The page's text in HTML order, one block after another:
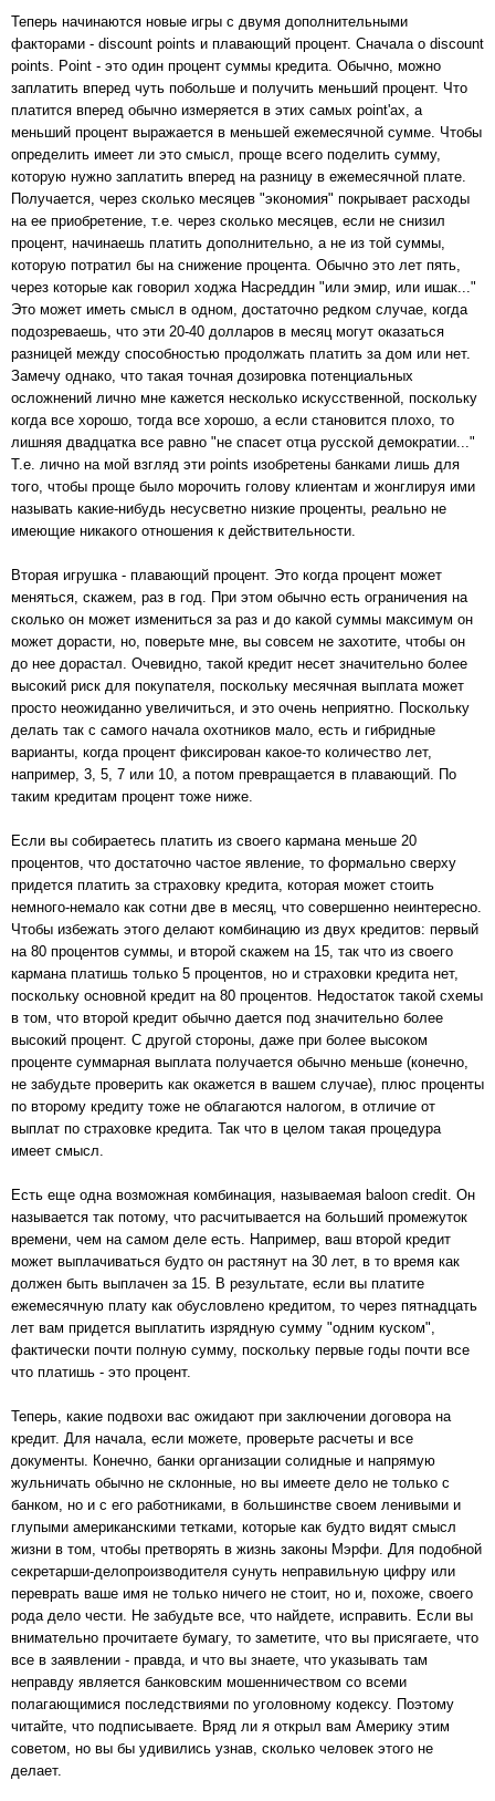
Теперь начинаются новые игры с двумя дополнительными
факторами - discount points и плавающий процент. Сначала о discount
points. Point - это один процент суммы кредита. Обычно, можно
заплатить вперед чуть побольше и получить меньший процент. Что
платится вперед обычно измеряется в этих самых point'ах, а
меньший процент выражается в меньшей ежемесячной сумме. Чтобы
определить имеет ли это смысл, проще всего поделить сумму,
которую нужно заплатить вперед на разницу в ежемесячной плате.
Получается, через сколько месяцев "экономия" покрывает расходы
на ее приобретение, т.е. через сколько месяцев, если не снизил
процент, начинаешь платить дополнительно, а не из той суммы,
которую потратил бы на снижение процента. Обычно это лет пять,
через которые как говорил ходжа Насреддин "или эмир, или ишак..."
Это может иметь смысл в одном, достаточно редком случае, когда
подозреваешь, что эти 20-40 долларов в месяц могут оказаться
разницей между способностью продолжать платить за дом или нет.
Замечу однако, что такая точная дозировка потенциальных
осложнений лично мне кажется несколько искусственной, поскольку
когда все хорошо, тогда все хорошо, а если становится плохо, то
лишняя двадцатка все равно "не спасет отца русской демократии..."
Т.е. лично на мой взгляд эти points изобретены банками лишь для
того, чтобы проще было морочить голову клиентам и жонглируя ими
называть какие-нибудь несусветно низкие проценты, реально не
имеющие никакого отношения к действительности.
Вторая игрушка - плавающий процент. Это когда процент может
меняться, скажем, раз в год. При этом обычно есть ограничения на
сколько он может измениться за раз и до какой суммы максимум он
может дорасти, но, поверьте мне, вы совсем не захотите, чтобы он
до нее дорастал. Очевидно, такой кредит несет значительно более
высокий риск для покупателя, поскольку месячная выплата может
просто неожиданно увеличиться, и это очень неприятно. Поскольку
делать так с самого начала охотников мало, есть и гибридные
варианты, когда процент фиксирован какое-то количество лет,
например, 3, 5, 7 или 10, а потом превращается в плавающий. По
таким кредитам процент тоже ниже.
Если вы собираетесь платить из своего кармана меньше 20
процентов, что достаточно частое явление, то формально сверху
придется платить за страховку кредита, которая может стоить
немного-немало как сотни две в месяц, что совершенно неинтересно.
Чтобы избежать этого делают комбинацию из двух кредитов: первый
на 80 процентов суммы, и второй скажем на 15, так что из своего
кармана платишь только 5 процентов, но и страховки кредита нет,
поскольку основной кредит на 80 процентов. Недостаток такой схемы
в том, что второй кредит обычно дается под значительно более
высокий процент. С другой стороны, даже при более высоком
проценте суммарная выплата получается обычно меньше (конечно,
не забудьте проверить как окажется в вашем случае), плюс проценты
по второму кредиту тоже не облагаются налогом, в отличие от
выплат по страховке кредита. Так что в целом такая процедура
имеет смысл.
Есть еще одна возможная комбинация, называемая baloon credit. Он
называется так потому, что расчитывается на больший промежуток
времени, чем на самом деле есть. Например, ваш второй кредит
может выплачиваться будто он растянут на 30 лет, в то время как
должен быть выплачен за 15. В результате, если вы платите
ежемесячную плату как обусловлено кредитом, то через пятнадцать
лет вам придется выплатить изрядную сумму "одним куском",
фактически почти полную сумму, поскольку первые годы почти все
что платишь - это процент.
Теперь, какие подвохи вас ожидают при заключении договора на
кредит. Для начала, если можете, проверьте расчеты и все
документы. Конечно, банки организации солидные и напрямую
жульничать обычно не склонные, но вы имеете дело не только с
банком, но и с его работниками, в большинстве своем ленивыми и
глупыми американскими тетками, которые как будто видят смысл
жизни в том, чтобы претворять в жизнь законы Мэрфи. Для подобной
секретарши-делопроизводителя сунуть неправильную цифру или
переврать ваше имя не только ничего не стоит, но и, похоже, своего
рода дело чести. Не забудьте все, что найдете, исправить. Если вы
внимательно прочитаете бумагу, то заметите, что вы присягаете, что
все в заявлении - правда, и что вы знаете, что указывать там
неправду является банковским мошенничеством со всеми
полагающимися последствиями по уголовному кодексу. Поэтому
читайте, что подписываете. Вряд ли я открыл вам Америку этим
советом, но вы бы удивились узнав, сколько человек этого не
делает.